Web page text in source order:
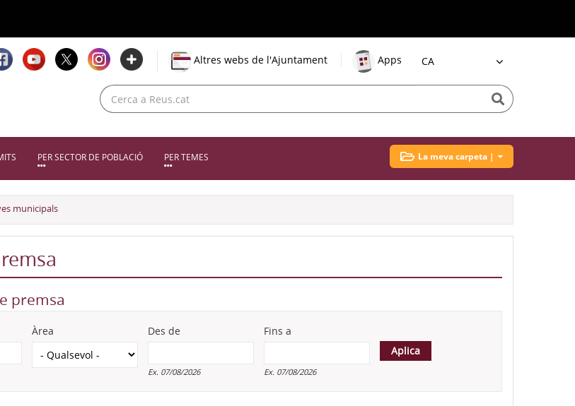
Altres webs de l'Ajuntament Apps
Idioma
PER SECTOR DE POBLACIÓ PER TEMES La meva carpeta |
municipals
premsa
Àrea Des de
Ex. 07/08/2026
Fins a
Ex. 07/08/2026